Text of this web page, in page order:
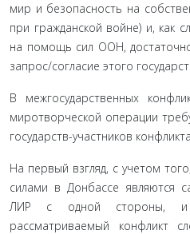
мир и безопасность на
при гражданской войне) и, как
на помощь сил ООН,
запрос/согласие этого
В межгосударственных
миротворческой операции
государств-участников
На первый взгляд, с учетом
силами в Донбассе являются
ЛИР с одной стороны,
рассматриваемый конфликт